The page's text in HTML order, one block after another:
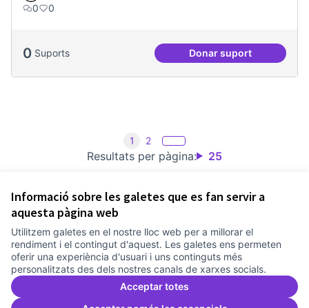
Informació sobre les galetes que es fan servir a
aquesta pàgina web
Utilitzem galetes en el nostre lloc web per a millorar el
rendiment i el contingut d'aquest. Les galetes ens permeten
oferir una experiència d'usuari i uns continguts més
personalitzats des dels nostres canals de xarxes socials.
Acceptar totes
0
0
0 Suports Donar suportMés voluntariat
Resultats per pàgina: 25
1 2
Termes i condicions d'ús
Configuració de les galetes
Comunitat Canòdrom a Facebook
(Link externo)
Comunitat Canòdrom a Instagram
(Link externo)
Comunitat Canòdrom a YouTube
(Link externo)
Català
Triar la llengua Elegir el idiomaChoose language